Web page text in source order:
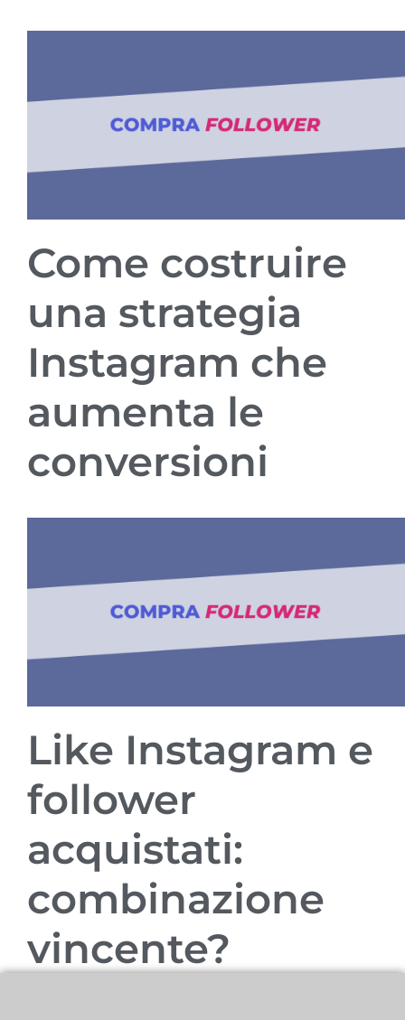
Come costruire
una strategia
Instagram che
aumenta le
conversioni
Like Instagram e
follower
acquistati:
combinazione
vincente?